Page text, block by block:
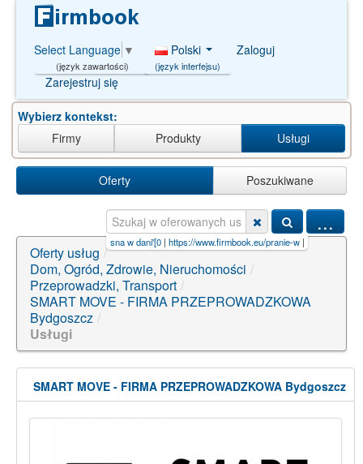
Select Language ▼
(język zawartości)
Polski
(język interfejsu)
Zaloguj
Zarejestruj się
Wybierz kontekst:
Firmy
Produkty Usługi
Oferty Poszukiwane
...
i ok zakłady mięsna w dani'[0|https://www.firmbook.eu/pranie-w|wynajem
Oferty usług /
Dom, Ogród, Zdrowie, Nieruchomości /
Przeprowadzki, Transport /
SMART MOVE - FIRMA PRZEPROWADZKOWA
Bydgoszcz /
Usługi
SMART MOVE - FIRMA PRZEPROWADZKOWA Bydgoszcz